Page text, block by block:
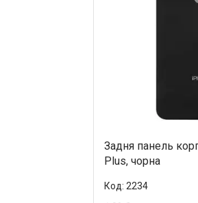
Задня панель
Plus, чорна
2234